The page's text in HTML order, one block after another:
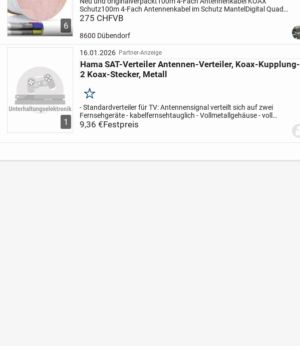
6
Schutz100m 4-Fach Antennenkabel im Schutz MantelDigital Quad 4
in 1 LNB Sat Koaxial Koax Full HD 3D100 Meter 4-Fach Koaxial
275 CHFVB
8600 Dübendorf
1
16.01.2026 Partner-Anzeige
Hama SAT-Verteiler Antennen-Verteiler, Koax-Kupplung-
2 Koax-Stecker, Metall
Merken
- Standardverteiler für TV: Antennensignal verteilt sich auf zwei
Fernsehgeräte - kabelfernsehtauglich - Vollmetallgehäuse - voll
geschirmt - Eingang: Koaxial - Durchgangsdämpfung: ca. 3,5 dB -...
9,36 €Festpreis